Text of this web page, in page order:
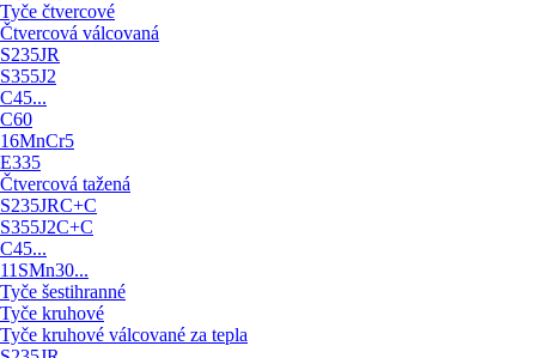
Tyče čtvercové
Čtvercová válcovaná
S235JR
S355J2
C45...
C60
16MnCr5
E335
Čtvercová tažená
S235JRC+C
S355J2C+C
C45...
11SMn30...
Tyče šestihranné
Tyče kruhové
Tyče kruhové válcované za tepla